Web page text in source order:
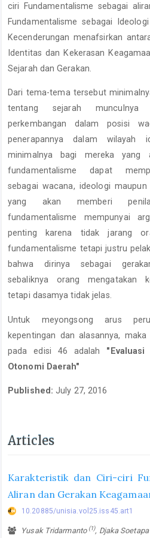
ciri Fundamentalisme sebagai
Fundamentalisme sebagai
Kecenderungan menafsirkan
Identitas dan Kekerasan
Sejarah dan Gerakan.
Dari tema-tema tersebut
tentang sejarah munculnya
perkembangan dalam posisi
penerapannya dalam wilayah
minimalnya bagi mereka yang
fundamentalisme dapat
sebagai wacana, ideologi
yang akan memberi
fundamentalisme mempunyai
penting karena tidak jarang
fundamentalisme tetapi justru
bahwa dirinya sebagai
sebaliknya orang mengatakan
tetapi dasamya tidak jelas.
Untuk meyongsong arus
kepentingan dan alasannya,
pada edisi 46 adalah
Otonomi Daerah"
Published:July 27, 2016
Articles
Karakteristik dan Ciri-ciri
Aliran dan Gerakan
10.20885/unisia.vol25.iss45.art1
Yusak Tridarmanto (1), Djaka Soetapa